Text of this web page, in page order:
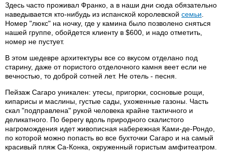
Здесь часто проживал Франко, а в наши дни сюда обязательно
наведывается кто-нибудь из испанской королевской семьи
Номер "люкс" на ночку, где у камина было позволено сняться
нашей группе, обойдется клиенту в $600, и надо отметить,
номер не пустует.
В этом шедевре архитектуры все со вкусом отделано под
старину, даже от пористого отделочного камня веет если не
вечностью, то доброй сотней лет. Не отель - песня.
Пейзаж Сагаро уникален: утесы, пригорки, сосновые рощи,
кипарисы и маслины, густые сады, ухоженные газоны. Часть
скал "подправлена" рукой человека крайне тактичного и
деликатного. По берегу вдоль природного скалистого
нагромождения идет живописная набережная Ками-де-Рондо,
по которой можно попасть во все бухточки Сагаро и на самый
красивый пляж Са-Конка, окруженный гористым амфитеатром.